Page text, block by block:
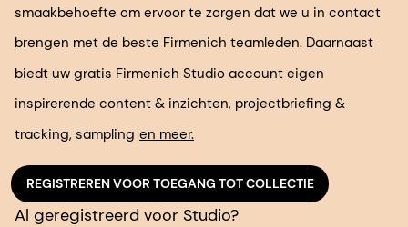
smaakbehoefte om ervoor te zorgen dat we u in contact
brengen met de beste Firmenich teamleden. Daarnaast
biedt uw gratis Firmenich Studio account eigen
inspirerende content & inzichten, projectbriefing &
tracking, sampling en meer.
REGISTREREN VOOR TOEGANG TOT COLLECTIE
Al geregistreerd voor Studio?